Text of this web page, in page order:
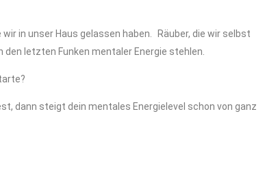
in unser Haus gelassen haben. Räuber, die wir selbst
letzten Funken mentaler Energie stehlen.
dann steigt dein mentales Energielevel schon von ganz